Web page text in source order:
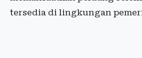
tersedia di lingkungan